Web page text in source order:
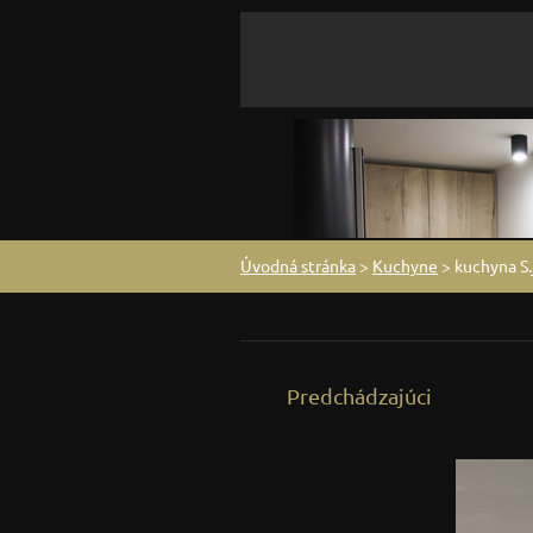
Úvodná stránka > Kuchyne > kuchyna
Predchádzajúci